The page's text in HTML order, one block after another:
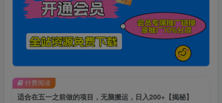
适合在五一之前做的项目，无脑搬运，日入200+【揭秘】
付费阅读